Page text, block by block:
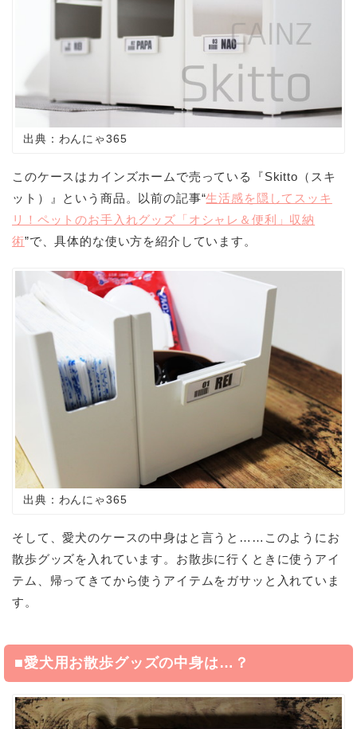
出典：わんにゃ365
このケースはカインズホームで売っている『Skitto（スキ
ット）』という商品。以前の記事“生活感を隠してスッキ
リ！ペットのお手入れグッズ「オシャレ＆便利」収納
術”で、具体的な使い方を紹介しています。
出典：わんにゃ365
そして、愛犬のケースの中身はと言うと……このようにお
散歩グッズを入れています。お散歩に行くときに使うアイ
テム、帰ってきてから使うアイテムをガサッと入れていま
す。
■愛犬用お散歩グッズの中身は…？